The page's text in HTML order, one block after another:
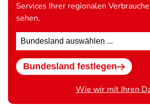
Services Ihrer regionalen
sehen.
Standort
wählen
Bundesland festlegen
Wie wir mit Ihren